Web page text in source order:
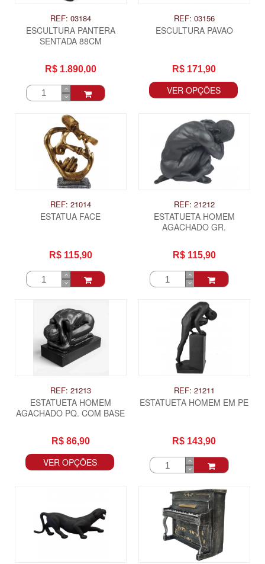
REF: 03184
ESCULTURA PANTERA
SENTADA 88CM
R$ 1.890,00
REF: 03156
ESCULTURA PAVAO
R$ 171,90
VER OPÇÕES
REF: 21014
ESTATUA FACE
R$ 115,90
REF: 21212
ESTATUETA HOMEM
AGACHADO GR.
R$ 115,90
REF: 21213
ESTATUETA HOMEM
AGACHADO PQ. COM BASE
R$ 86,90
VER OPÇÕES
REF: 21211
ESTATUETA HOMEM EM PE
R$ 143,90